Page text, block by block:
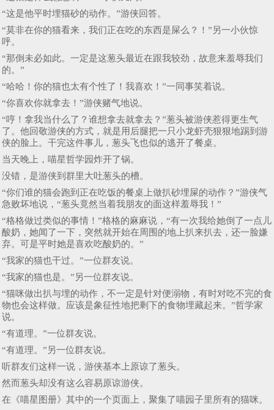
“这是他平时埋猫砂的动作。”游侠回答。
“莫非在你的猫看来，我们正在吃的东西是屎么？！”另一小伙惊
呼。
“那倒未必如此。一定是这葱头最近在跟我较劲，故意来羞辱我们
的。”
“哈哈！你的猫也太有个性了！我喜欢！”一同事笑着说。
“你喜欢你就拿去！”游侠赌气地说。
“哼！拿我当什么了？谁想拿去就拿去？”葱头被游侠惹得更生气
了。他回敬游侠的方式，就是用后腿把一只小龙虾壳狠狠地踢到游
侠的脸上。干完这件事儿，葱头飞也似的逃开了餐桌。
当天晚上，喵星哲学园炸开了锅。
没错，是游侠到群里大吐葱头的槽。
“你们谁的猫会跑到正在吃饭的餐桌上做扒砂埋屎的动作？”游侠气
急败坏地说，“葱头竟然当着我朋友的面这样羞辱我！”
“格格做过类似的事情！”格格的麻麻说，“有一次我给她倒了一点儿
酸奶，她闻了一下，突然就开始在周围的地上扒来扒去，还一脸嫌
弃。可是平时她是喜欢吃酸奶的。”
“我家的猫也干过。”一位群友说。
“我家的猫也是。”另一位群友说。
“猫咪做出扒与埋的动作，不一定是针对便溺物，有时对吃不完的食
物也会这样做。应该是象征性地把剩下的食物埋藏起来。”哲学家
说。
“有道理。”一位群友说。
“有道理。”另一位群友说。
听群友们这样一说，游侠基本上原谅了葱头。
然而葱头却没有这么容易原谅游侠。
在《喵星图册》其中的一个页面上，聚集了喵园子里所有的猫咪。